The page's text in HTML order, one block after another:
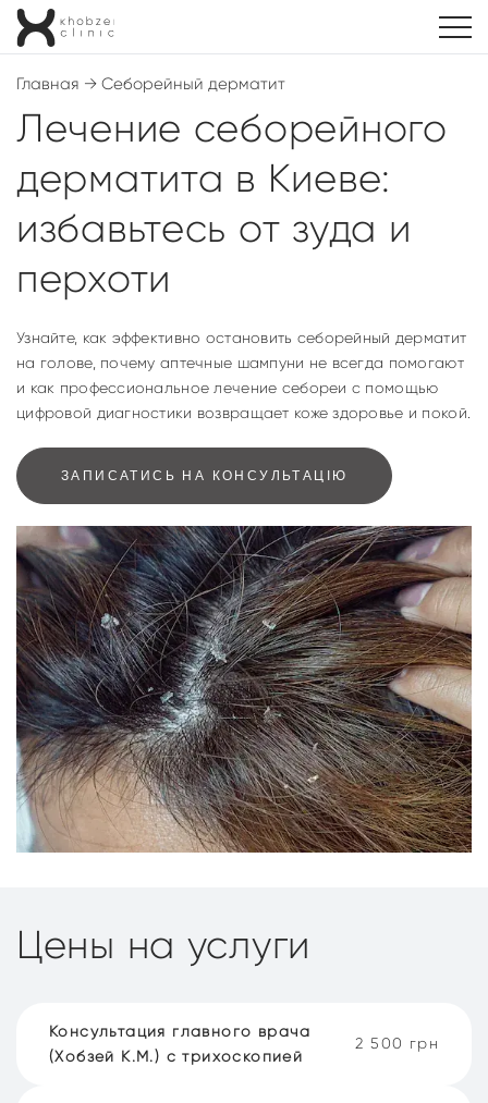
Главная → Себорейный дерматит
Лечение себорейного
дерматита в Киеве:
избавьтесь от зуда и
перхоти
Узнайте, как эффективно остановить себорейный дерматит
на голове, почему аптечные шампуни не всегда помогают
и как профессиональное лечение себореи с помощью
цифровой диагностики возвращает коже здоровье и покой.
ЗАПИСАТИСЬ НА КОНСУЛЬТАЦІЮ
Цены на услуги
Консультация главного врача
(Хобзей К.М.) с трихоскопией
2 500 грн